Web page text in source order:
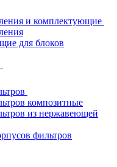
и комплектующие
для блоков
композитные
из нержавеющей
фильтров